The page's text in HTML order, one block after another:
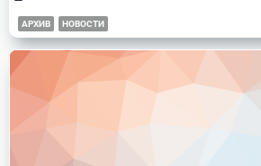
АРХИВ НОВОСТИ